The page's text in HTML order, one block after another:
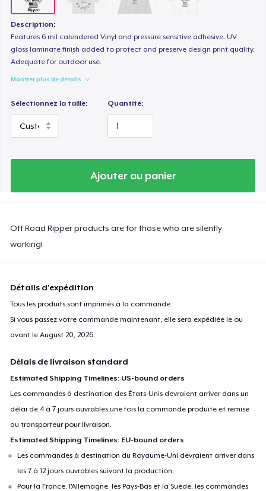
Description:
Features 6 mil calendered Vinyl and pressure sensitive adhesive. UV
gloss laminate finish added to protect and preserve design print quality.
Adequate for outdoor use.
Montrer plus de détails
Sélectionnez la taille: Quantité:
Ajouter au panier
Off Road Ripper products are for those who are silently
working!
Détails d'expédition
Tous les produits sont imprimés à la commande.
Si vous passez votre commande maintenant, elle sera expédiée le ou
avant leAugust 20, 2026.
Délais de livraison standard
Estimated Shipping Timelines: US-bound orders
Les commandes à destination des États-Unis devraient arriver dans un
délai de 4 à 7 jours ouvrables une fois la commande produite et remise
au transporteur pour livraison.
Estimated Shipping Timelines: EU-bound orders
Les commandes à destination du Royaume-Uni devraient arriver dans
les 7 à 12 jours ouvrables suivant la production.
Pour la France, l'Allemagne, les Pays-Bas et la Suède, les commandes